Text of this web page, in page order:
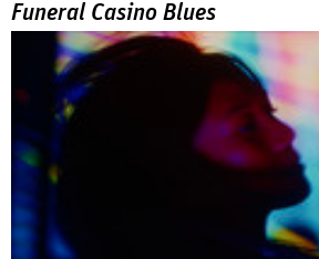
Funeral Casino Blues